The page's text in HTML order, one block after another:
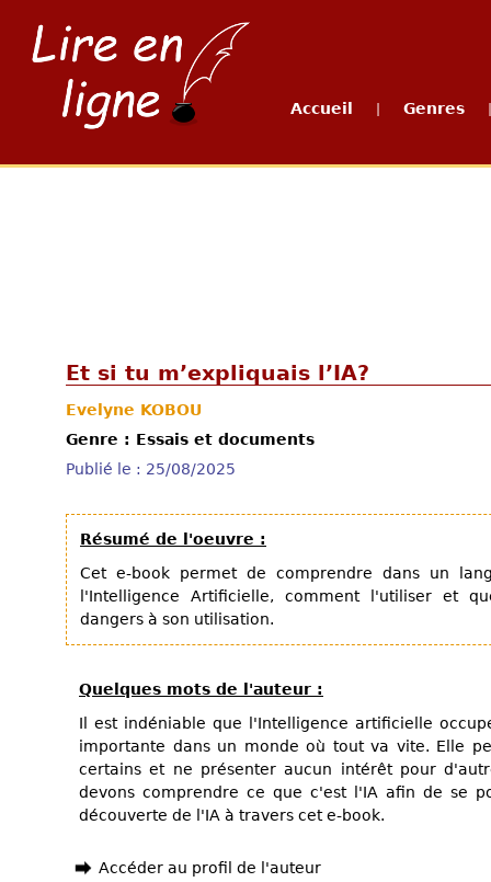
Accueil Genres
Et si tu m’expliquais l’IA?
Evelyne KOBOU
Genre : Essais et documents
Publié le : 25/08/2025
Résumé de l'oeuvre :
Cet e-book permet de comprendre dans un
l'Intelligence Artificielle, comment l'utiliser et
dangers à son utilisation.
Quelques mots de l'auteur :
Il est indéniable que l'Intelligence artificielle
importante dans un monde où tout va vite. Elle
certains et ne présenter aucun intérêt pour
devons comprendre ce que c'est l'IA afin de se
découverte de l'IA à travers cet e-book.
Accéder au profil de l'auteur